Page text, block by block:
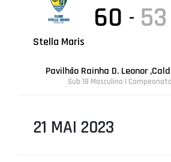
Stella Maris
60 - 53
Pavilhão Rainha D. Leonor
Sub 18 Masculino |
21 MAI 2023